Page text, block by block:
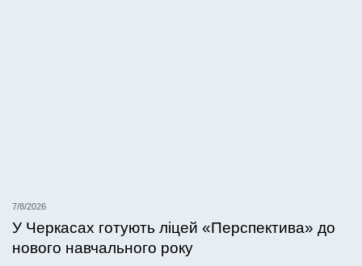
7/8/2026
У Черкасах готують ліцей «Перспектива» до
нового навчального року